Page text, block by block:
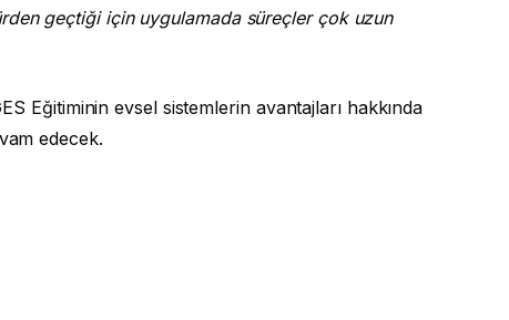
geçtiği için uygulamada süreçler çok uzun
Eğitiminin evsel sistemlerin avantajları hakkında
edecek.